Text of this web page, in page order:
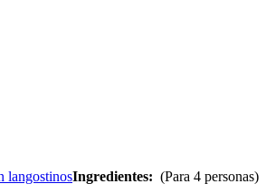
Ingredientes: (Para 4 personas)